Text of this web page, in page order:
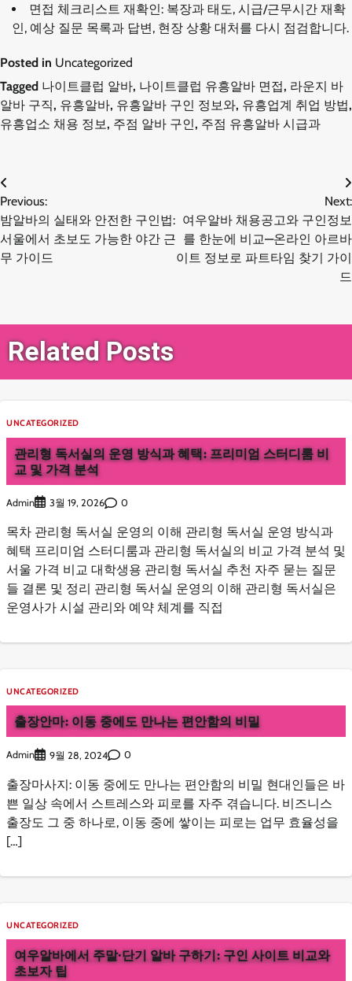
면접 체크리스트 재확인: 복장과 태도, 시급/근무시간 재확
인, 예상 질문 목록과 답변, 현장 상황 대처를 다시 점검합니다.
Posted in Uncategorized
Tagged 나이트클럽 알바, 나이트클럽 유흥알바 면접, 라운지 바
알바 구직, 유흥알바, 유흥알바 구인 정보와, 유흥업계 취업 방법,
유흥업소 채용 정보, 주점 알바 구인, 주점 유흥알바 시급과
글
탐
Previous:
밤알바의 실태와 안전한 구인법:
서울에서 초보도 가능한 야간 근
무 가이드
Next:
여우알바 채용공고와 구인정보
를 한눈에 비교—온라인 아르바
이트 정보로 파트타임 찾기 가이
드
Related Posts
UNCATEGORIZED
관리형 독서실의 운영 방식과 혜택: 프리미엄 스터디룸 비
교 및 가격 분석
Admin 3월 19, 2026 0
목차 관리형 독서실 운영의 이해 관리형 독서실 운영 방식과
혜택 프리미엄 스터디룸과 관리형 독서실의 비교 가격 분석 및
서울 가격 비교 대학생용 관리형 독서실 추천 자주 묻는 질문
들 결론 및 정리 관리형 독서실 운영의 이해 관리형 독서실은
운영사가 시설 관리와 예약 체계를 직접
UNCATEGORIZED
출장안마: 이동 중에도 만나는 편안함의 비밀
Admin 9월 28, 2024 0
출장마사지: 이동 중에도 만나는 편안함의 비밀 현대인들은 바
쁜 일상 속에서 스트레스와 피로를 자주 겪습니다. 비즈니스
출장도 그 중 하나로, 이동 중에 쌓이는 피로는 업무 효율성을
[…]
UNCATEGORIZED
여우알바에서 주말·단기 알바 구하기: 구인 사이트 비교와
초보자 팁